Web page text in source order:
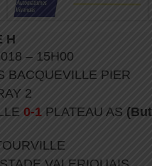
H
– 15H00
BACQUEVILLE PIER
2
0-1 PLATEAU AS